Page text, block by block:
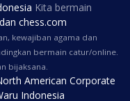
Kita bermain
chess.com
kewajiban agama dan
bermain catur/online.
bijaksana.
American Corporate
Indonesia